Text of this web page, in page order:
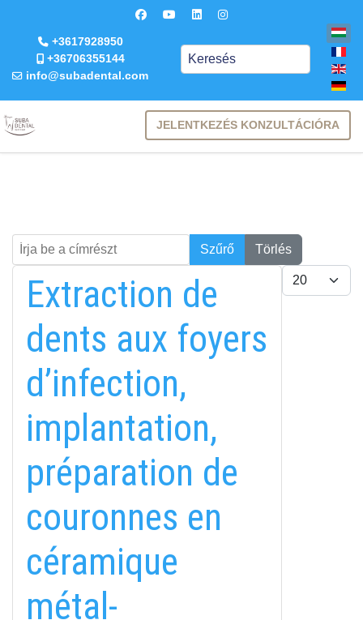
Keresés
+3617928950
+36706355144
info@subadental.com
JELENTKEZÉS KONZULTÁCIÓRA
Írja be a címrészt
Keresés Szűrő
Törlés
Tételek #
Extraction de
dents aux foyers
d’infection,
implantation,
préparation de
couronnes en
céramique
métal-